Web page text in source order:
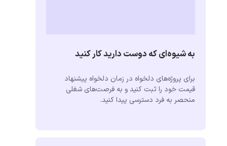
به شیوه‌ای که دوست دارید کار کنید
برای پروژه‌های دلخواه در زمان دلخواه پیشنهاد
قیمت خود را ثبت کنید و به فرصت‌های شغلی
منحصر به فرد دسترسی پیدا کنید.